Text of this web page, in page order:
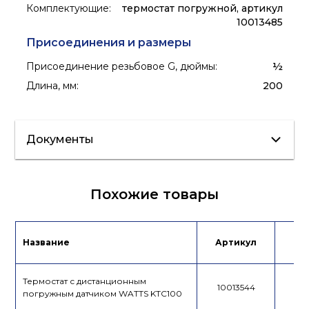
Комплектующие:
термостат погружной, артикул
10013485
Присоединения и размеры
Присоединение резьбовое G, дюймы:
½
Длина, мм: 200
Документы
Декларация
Лист данных
Похожие товары
Название Артикул
Термостат с дистанционным
погружным датчиком WATTS KTC100
10013544